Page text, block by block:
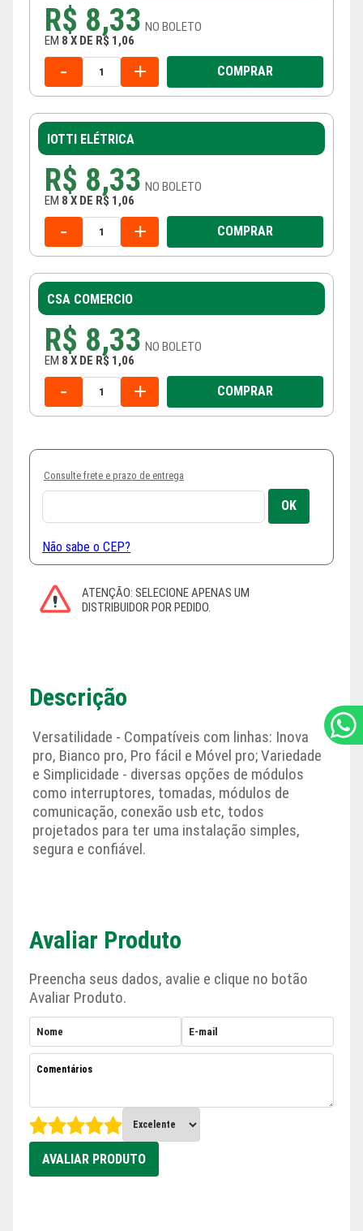
R$ 8,33 NO BOLETO
EM 8 X DE R$ 1,06
- + COMPRAR
IOTTI ELÉTRICA
R$ 8,33 NO BOLETO
EM 8 X DE R$ 1,06
- + COMPRAR
CSA COMERCIO
R$ 8,33 NO BOLETO
EM 8 X DE R$ 1,06
- + COMPRAR
Consulte frete e prazo de entrega
Não sabe o CEP?
Descrição
Versatilidade - Compatíveis com linhas: Inova
pro, Bianco pro, Pro fácil e Móvel pro; Variedade
e Simplicidade - diversas opções de módulos
como interruptores, tomadas, módulos de
comunicação, conexão usb etc, todos
projetados para ter uma instalação simples,
segura e confiável.
Avaliar Produto
Preencha seus dados, avalie e clique no botão
Avaliar Produto.
AVALIAR PRODUTO